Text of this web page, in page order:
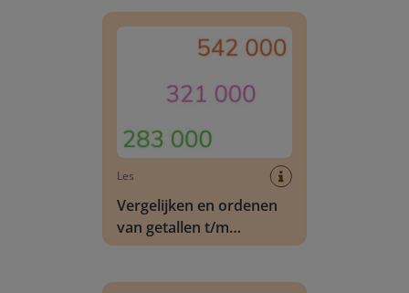
Les
Vergelijken en ordenen
van getallen t/m
1.000.000